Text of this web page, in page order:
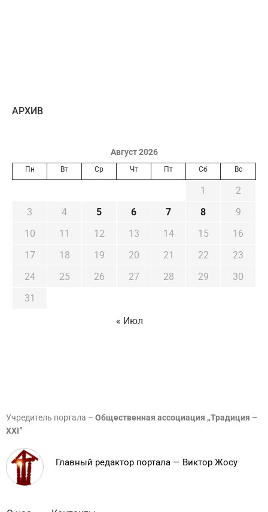
AРХИВ
Август 2026
Пн Вт Ср Чт Пт Сб Вс
1
2
3
4 5 6 7 8
9
10
11 12 13 14 15
16
17
18 19 20 21 22
23
24
25 26 27 28 29
30
31
« Июл
Учредитель портала – Общественная ассоциация „Традиция –
XXI”
Главный редактор портала — Виктор Жосу